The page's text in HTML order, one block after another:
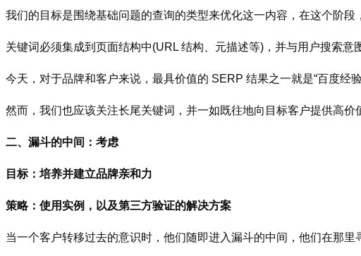
我们的目标是围绕基础问题的查询的类型来优化这一内容，在这个阶
关键词必须集成到页面结构中(URL 结构、元描述等)，并与用户搜索意
今天，对于品牌和客户来说，最具价值的 SERP 结果之一就是“百度经验
然而，我们也应该关注长尾关键词，并一如既往地向目标客户提供高价
二、漏斗的中间：考虑
目标：培养并建立品牌亲和力
策略：使用实例，以及第三方验证的解决方案
当一个客户转移过去的意识时，他们随即进入漏斗的中间，他们在那里